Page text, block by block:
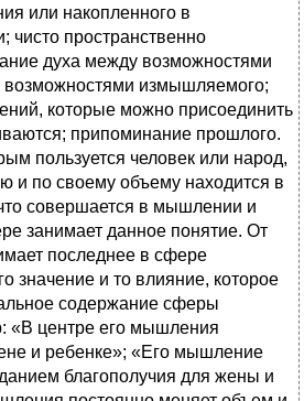
или накопленного в
чисто пространственно
духа между возможностями
возможностями измышляемого;
которые можно присоединить
припоминание прошлого.
пользуется человек или народ,
и по своему объему находится в
совершается в мышлении и
занимает данное понятие. От
последнее в сфере
значение и то влияние, которое
содержание сферы
«В центре его мышления
и ребенке»; «Его мышление
благополучия для жены и